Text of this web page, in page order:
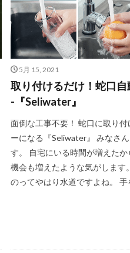
5月 15, 2021
取り付けるだけ！蛇口
-『Seliwater』
面倒な工事不要！ 蛇口に取り
ーになる『Seliwater』 みなさ
す。 自宅にいる時間が増えた
機会も増えたような気がします
のってやはり水道ですよね。